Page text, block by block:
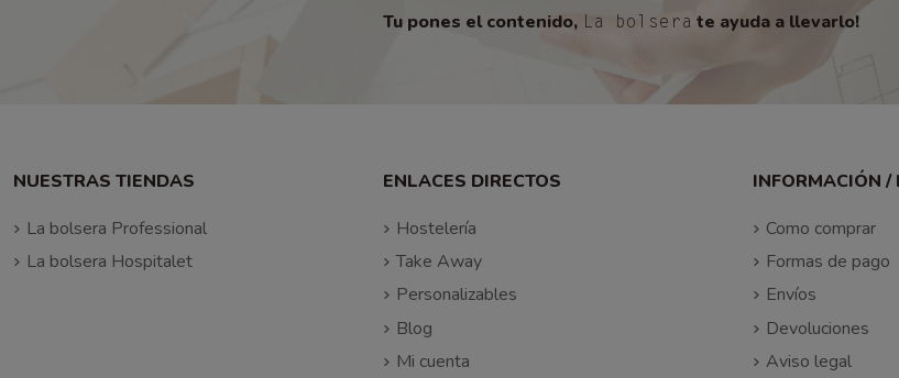
Tu pones el contenido, La bolsera te ayuda a llevarlo!
NUESTRAS TIENDAS
La bolsera Professional
La bolsera Hospitalet
ENLACES DIRECTOS
Hostelería
Take Away
Personalizables
Blog
Mi cuenta
INFORMACIÓN /
Como comprar
Formas de pago
Envíos
Devoluciones
Aviso legal